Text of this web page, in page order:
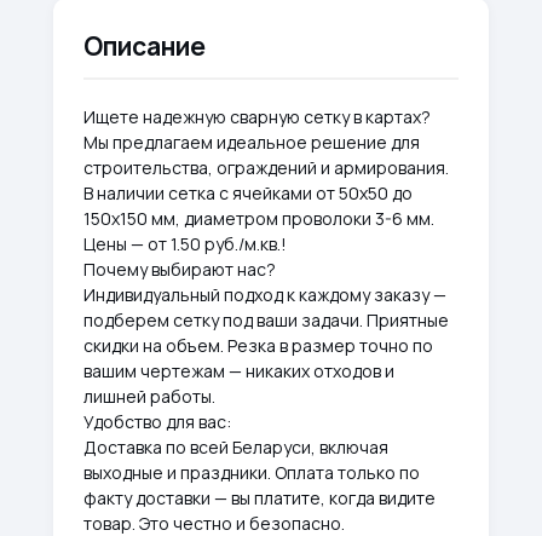
Описание
Ищете надежную сварную сетку в картах?
Мы предлагаем идеальное решение для
строительства, ограждений и армирования.
В наличии сетка с ячейками от 50х50 до
150х150 мм, диаметром проволоки 3-6 мм.
Цены — от 1.50 руб./м.кв.!
Почему выбирают нас?
Индивидуальный подход к каждому заказу —
подберем сетку под ваши задачи. Приятные
скидки на объем. Резка в размер точно по
вашим чертежам — никаких отходов и
лишней работы.
Удобство для вас:
Доставка по всей Беларуси, включая
выходные и праздники. Оплата только по
факту доставки — вы платите, когда видите
товар. Это честно и безопасно.